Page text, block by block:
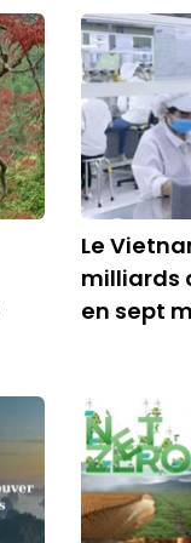
Le
milliards
en sept